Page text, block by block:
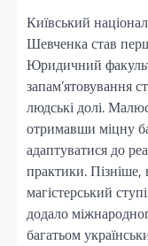
Київський
Шевченка став
Юридичний
запам’ятовування
людські долі.
отримавши міцну
адаптуватися до
практики.
магістерський
додало
багатьом